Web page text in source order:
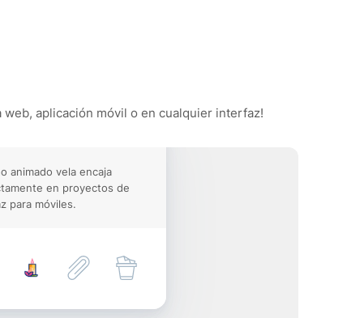
aplicación móvil o en cualquier interfaz!
animado vela encaja
en proyectos de
para móviles.